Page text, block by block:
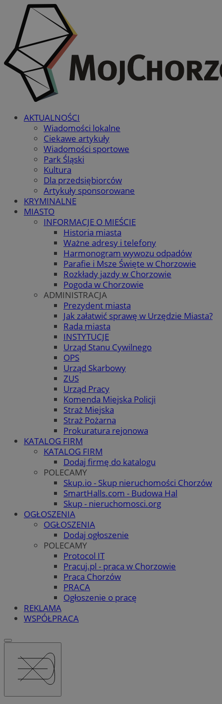
AKTUALNOŚCI
Wiadomości lokalne
Ciekawe artykuły
Wiadomości sportowe
Park Śląski
Kultura
Dla przedsiębiorców
Artykuły sponsorowane
KRYMINALNE
MIASTO
INFORMACJE O MIEŚCIE
Historia miasta
Ważne adresy i telefony
Harmonogram wywozu odpadów
Parafie i Msze Święte w Chorzowie
Rozkłady jazdy w Chorzowie
Pogoda w Chorzowie
ADMINISTRACJA
Prezydent miasta
Jak załatwić sprawę w Urzędzie Miasta?
Rada miasta
INSTYTUCJE
Urząd Stanu Cywilnego
OPS
Urząd Skarbowy
ZUS
Urząd Pracy
Komenda Miejska Policji
Straż Miejska
Straż Pożarna
Prokuratura rejonowa
KATALOG FIRM
KATALOG FIRM
Dodaj firmę do katalogu
POLECAMY
Skup.io - Skup nieruchomości Chorzów
SmartHalls.com - Budowa Hal
Skup - nieruchomosci.org
OGŁOSZENIA
OGŁOSZENIA
Dodaj ogłoszenie
POLECAMY
Protocol IT
Pracuj.pl - praca w Chorzowie
Praca Chorzów
PRACA
Ogłoszenie o pracę
REKLAMA
WSPÓŁPRACA